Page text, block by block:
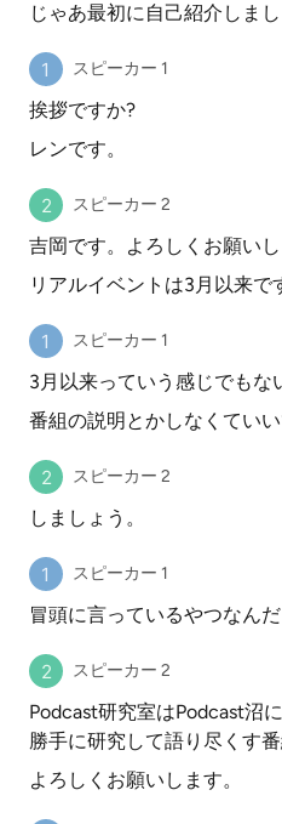
じゃあ最初に自己紹介しまし
スピーカー 1
挨拶ですか?
レンです。
スピーカー 2
吉岡です。よろしくお願いし
リアルイベントは3月以来で
スピーカー 1
3月以来っていう感じでもな
番組の説明とかしなくてい
スピーカー 2
しましょう。
スピーカー 1
冒頭に言っているやつなん
スピーカー 2
Podcast研究室はPodcast沼
勝手に研究して語り尽くす番
よろしくお願いします。